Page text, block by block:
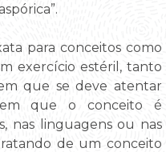
para conceitos como
exercício estéril, tanto
que se deve atentar
que o conceito é
nas linguagens ou nas
de um conceito